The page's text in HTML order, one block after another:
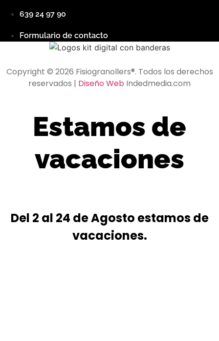
639 24 97 90
Formulario de contacto
Copyright © 2026 Fisiogranollers®. Todos los derechos
reservados | Diseño Web Indedmedia.com
Estamos de
vacaciones
Del 2 al 24 de Agosto estamos de
vacaciones.